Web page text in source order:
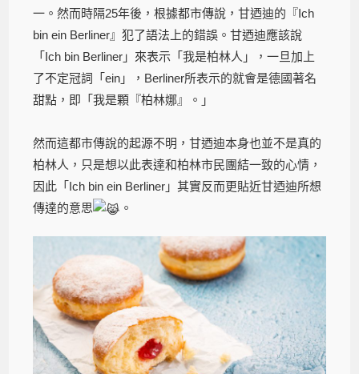
一。然而時隔25年後，根據都市傳說，甘迺迪的『Ich
bin ein Berliner』犯了語法上的錯誤。甘迺迪應該說
「Ich bin Berliner」來表示「我是柏林人」，一旦加上
了不定冠詞「ein」，Berliner所表示的就會是德國著名
甜點，即「我是顆『柏林娜』。」
然而這都市傳說的起源不明，甘迺迪本身也並不是真的
柏林人，只是想以此表達和柏林市民團結一致的心情，
因此「Ich bin ein Berliner」其實反而更貼近甘迺迪所想
傳達的意思
。